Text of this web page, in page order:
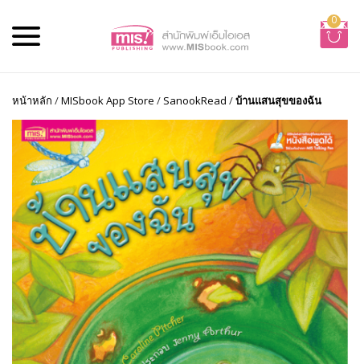
0
หน้าหลัก /MISbook App Store / SanookRead /บ้านแสนสุขของฉัน